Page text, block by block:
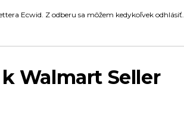
Ecwid. Z odberu sa môžem kedykoľvek odhlásiť.
Walmart Seller